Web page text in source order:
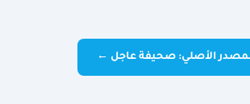
الأصلي: صحيفة عاجل ←